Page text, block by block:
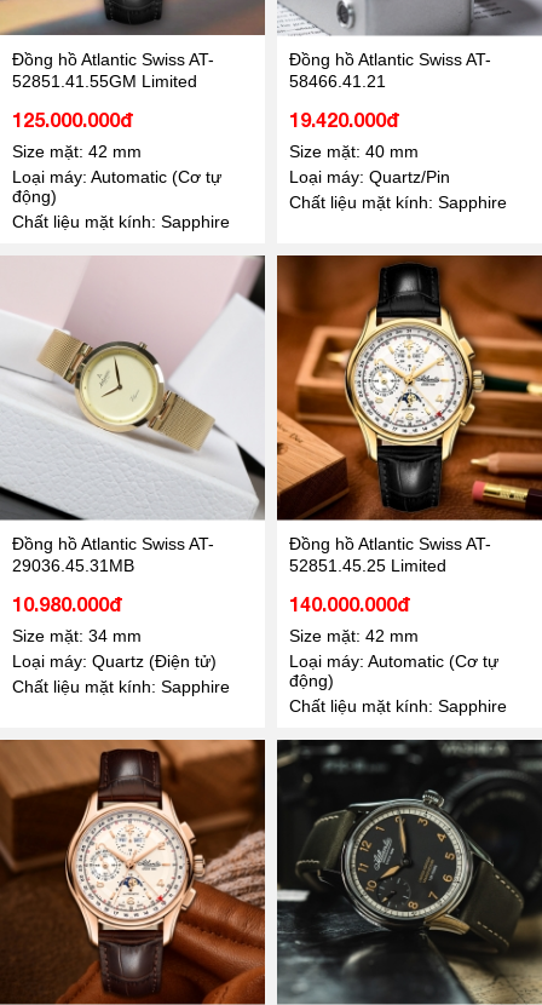
Đồng hồ Atlantic Swiss AT-
52851.41.55GM Limited
125.000.000đ
Size mặt: 42 mm
Loại máy: Automatic (Cơ tự
động)
Chất liệu mặt kính: Sapphire
Đồng hồ Atlantic Swiss AT-
58466.41.21
19.420.000đ
Size mặt: 40 mm
Loại máy: Quartz/Pin
Chất liệu mặt kính: Sapphire
Đồng hồ Atlantic Swiss AT-
29036.45.31MB
10.980.000đ
Size mặt: 34 mm
Loại máy: Quartz (Điện tử)
Chất liệu mặt kính: Sapphire
Đồng hồ Atlantic Swiss AT-
52851.45.25 Limited
140.000.000đ
Size mặt: 42 mm
Loại máy: Automatic (Cơ tự
động)
Chất liệu mặt kính: Sapphire